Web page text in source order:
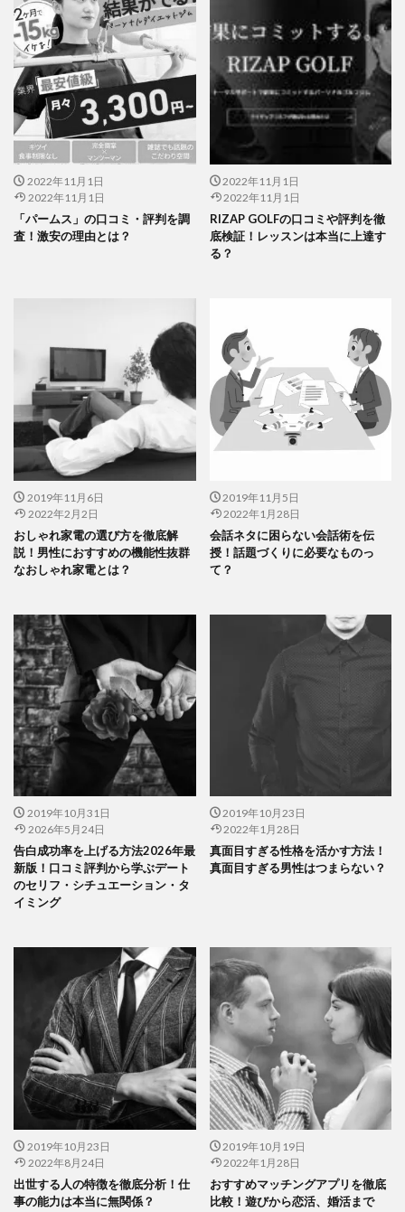
2022年11月1日
2022年11月1日
「パームス」の口コミ・評判を調
査！激安の理由とは？
2022年11月1日
2022年11月1日
RIZAP GOLFの口コミや評判を徹
底検証！レッスンは本当に上達す
る？
2019年11月6日
2022年2月2日
おしゃれ家電の選び方を徹底解
説！男性におすすめの機能性抜群
なおしゃれ家電とは？
2019年11月5日
2022年1月28日
会話ネタに困らない会話術を伝
授！話題づくりに必要なものっ
て？
2019年10月31日
2026年5月24日
告白成功率を上げる方法2026年最
新版！口コミ評判から学ぶデート
のセリフ・シチュエーション・タ
イミング
2019年10月23日
2022年1月28日
真面目すぎる性格を活かす方法！
真面目すぎる男性はつまらない？
2019年10月23日
2022年8月24日
出世する人の特徴を徹底分析！仕
事の能力は本当に無関係？
2019年10月19日
2022年1月28日
おすすめマッチングアプリを徹底
比較！遊びから恋活、婚活まで